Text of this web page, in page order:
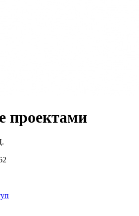
проектами